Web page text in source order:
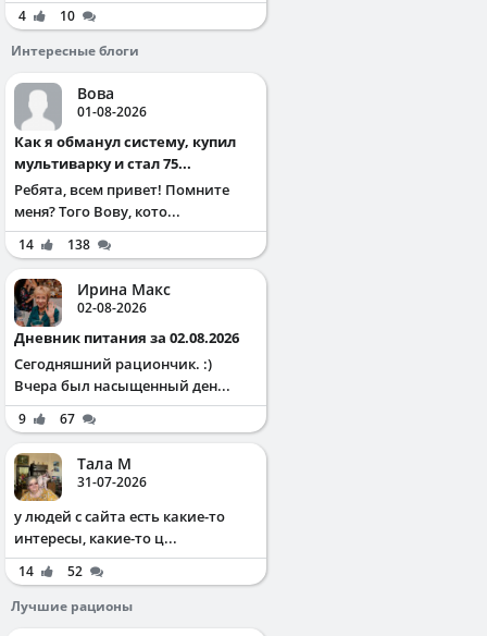
4
10
Интересные блоги
Вова
01-08-2026
Как я обманул систему, купил
мультиварку и стал 75...
Ребята, всем привет! Помните
меня? Того Вову, кото...
14 138
Ирина Макс
02-08-2026
Дневник питания за 02.08.2026
Сегодняшний рациончик. :)
Вчера был насыщенный ден...
9 67
Тала М
31-07-2026
у людей с сайта есть какие-то
интересы, какие-то ц...
14
52
Лучшие рационы